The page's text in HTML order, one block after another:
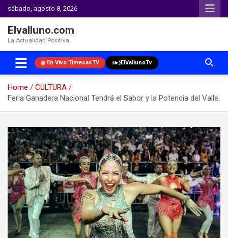
sábado, agosto 8, 2026
Elvalluno.com
La Actualidad Positiva.
En Vivo TimecasTV ElVallunoTv
Home
CULTURA
Feria Ganadera Nacional Tendrá el Sabor y la Potencia del Valle.
content